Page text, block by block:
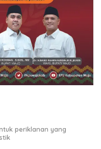
periklanan yang